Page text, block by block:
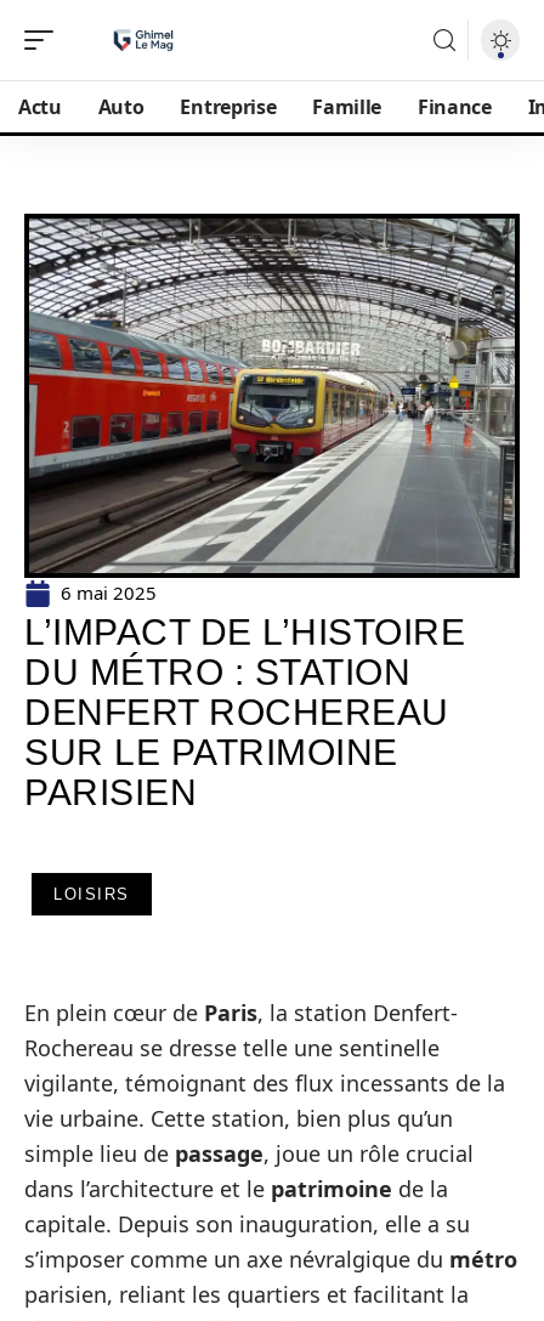
Actu Auto Entreprise Famille Finance
6 mai 2025
L’IMPACT DE L’HISTOIRE
DU MÉTRO : STATION
DENFERT ROCHEREAU
SUR LE PATRIMOINE
PARISIEN
LOISIRS
En plein cœur de Paris, la station Denfert-
Rochereau se dresse telle une sentinelle
vigilante, témoignant des flux incessants de la
vie urbaine. Cette station, bien plus qu’un
simple lieu de passage, joue un rôle crucial
dans l’architecture et le patrimoine de la
capitale. Depuis son inauguration, elle a su
s’imposer comme un axe névralgique du métro
parisien, reliant les quartiers et facilitant la